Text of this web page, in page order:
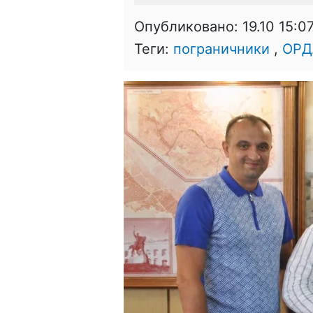
Опубликовано: 19.10
Теги: пограничники ,